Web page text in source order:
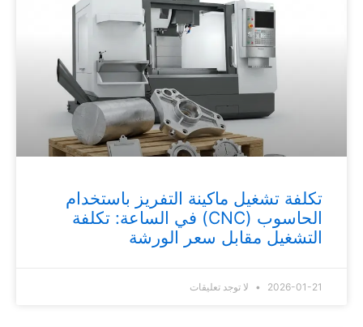
تكلفة تشغيل ماكينة التفريز باستخدام
الحاسوب (CNC) في الساعة: تكلفة
التشغيل مقابل سعر الورشة
2026-01-21 لا توجد تعليقات